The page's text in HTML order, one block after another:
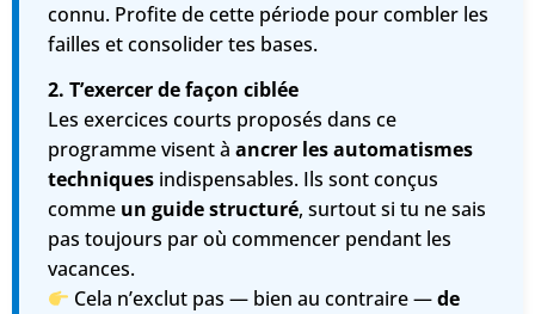
connu. Profite de cette période pour combler les
failles et consolider tes bases.
2. T’exercer de façon ciblée
Les exercices courts proposés dans ce
programme visent à ancrer les automatismes
techniques indispensables. Ils sont conçus
comme un guide structuré, surtout si tu ne sais
pas toujours par où commencer pendant les
vacances.
Cela n’exclut pas — bien au contraire —de